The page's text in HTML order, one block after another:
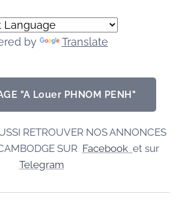
by Translate
"A Louer PHNOM PENH"
RETROUVER NOS ANNONCES
SUR Facebook et sur
Telegram